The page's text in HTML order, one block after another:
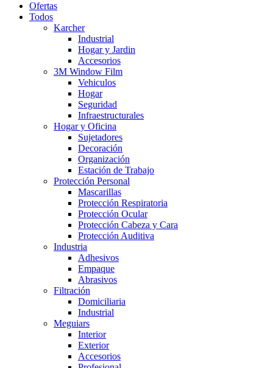
Ofertas
Todos
Karcher
Industrial
Hogar y Jardin
Accesorios
3M Window Film
Vehiculos
Hogar
Seguridad
Infraestructurales
Hogar y Oficina
Sujetadores
Decoración
Organización
Estación de Trabajo
Protección Personal
Mascarillas
Protección Respiratoria
Protección Ocular
Protección Cabeza y Cara
Protección Auditiva
Industria
Adhesivos
Empaque
Abrasivos
Filtración
Domiciliaria
Industrial
Meguiars
Interior
Exterior
Accesorios